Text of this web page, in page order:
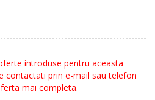
introduse pentru aceasta
contactati prin e-mail sau telefon
mai completa.